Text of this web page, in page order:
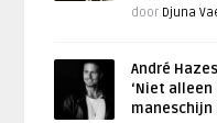
door Djuna
André
‘Niet
maneschijn